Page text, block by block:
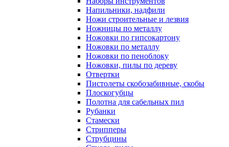
Напильники, надфили
Ножи строительные и лезвия
Ножницы по металлу
Ножовки по гипсокартону
Ножовки по металлу
Ножовки по пеноблоку
Ножовки, пилы по дереву
Отвертки
Пистолеты скобозабивные, скобы
Плоскогубцы
Полотна для сабельных пил
Рубанки
Стамески
Стрипперы
Струбцины